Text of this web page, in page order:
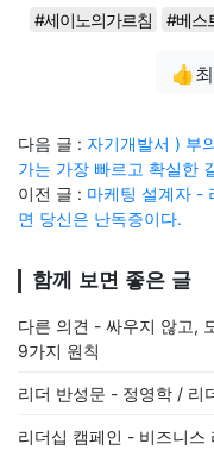
#세이노의가르침 #베스
👍
다음 글 : 자기개발서 ) 부
가는 가장 빠르고 확실한
이전 글 : 마케팅 설계자 -
면 당신은 난독증이다.
함께 보면 좋은 글
다른 의견 - 싸우지 않고,
9가지 원칙
리더 반성문 - 정영학 / 리
리더십 캠페인 - 비즈니스